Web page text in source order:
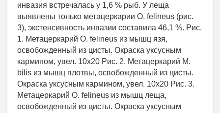
инвазия встречалась у 1,6 % рыб. У леща
выявлены только метацеркарии O. felineus (рис.
3), экстенсивность инвазии составила 46,1 %. Рис.
1. Метацеркарий O. felineus из мышц язя,
освобожденный из цисты. Окраска уксусным
кармином, увел. 10х20 Рис. 2. Метацеркарий M.
bilis из мышц плотвы, освобожденный из цисты.
Окраска уксусным кармином, увел. 10х20 Рис. 3.
Метацеркарий O. felineus из мышц леща,
освобожденный из цисты. Окраска уксусным